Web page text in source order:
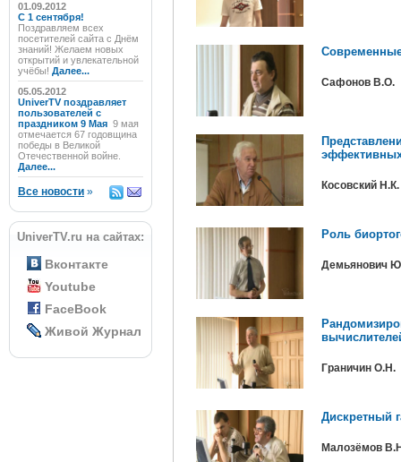
01.09.2012
C 1 сентября!
Поздравляем всех
посетителей сайта с Днём
знаний! Желаем новых
открытий и увлекательной
учёбы! Далее...
05.05.2012
UniverTV поздравляет
пользователей с
праздником 9 Мая 9 мая
отмечается 67 годовщина
победы в Великой
Отечественной войне.
Далее...
Все новости »
UniverTV.ru на сайтах:
Вконтакте
Youtube
FaceBook
Живой Журнал
Сафонов В.О.
Косовский Н.К.
Роль
Демьянович
Граничин О.Н.
Дискретный
Малозёмов